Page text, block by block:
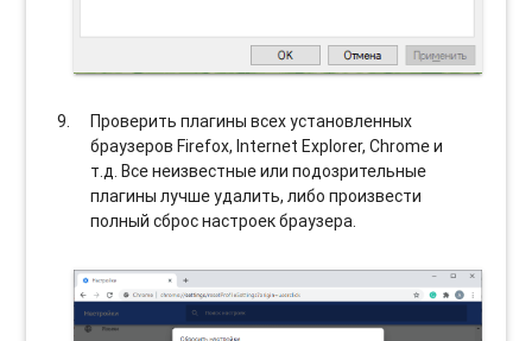
Проверить плагины всех установленных
браузеров Firefox, Internet Explorer, Chrome и
т.д. Все неизвестные или подозрительные
плагины лучше удалить, либо произвести
полный сброс настроек браузера.